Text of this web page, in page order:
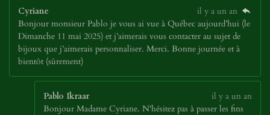
Cyriane
il y a un an
Bonjour monsieur Pablo je vous ai vue à Québec aujourd’hui (le
Dimanche 11 mai 2025) et j’aimerais vous contacter au sujet de
bijoux que j’aimerais personnaliser. Merci. Bonne journée et à
bientôt (sûrement)
Pablo Ikraar
il y a un an
Bonjour Madame Cyriane. N'hésitez pas à passer les fins